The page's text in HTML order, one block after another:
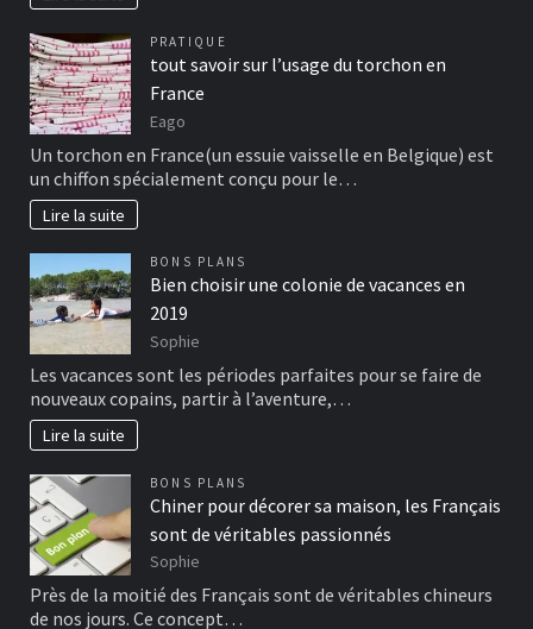
PRATIQUE
tout savoir sur l’usage du torchon en
France
Eago
Un torchon en France(un essuie vaisselle en Belgique) est
un chiffon spécialement conçu pour le…
Lire la suite
BONS PLANS
Bien choisir une colonie de vacances en
2019
Sophie
Les vacances sont les périodes parfaites pour se faire de
nouveaux copains, partir à l’aventure,…
Lire la suite
BONS PLANS
Chiner pour décorer sa maison, les Français
sont de véritables passionnés
Sophie
Près de la moitié des Français sont de véritables chineurs
de nos jours. Ce concept…